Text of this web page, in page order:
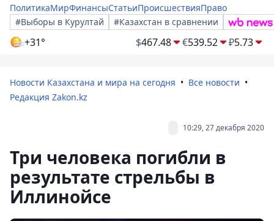
ПолитикаМирФинансыСтатьиПроисшествияПраво
#Выборы в Курултай
#Казахстан в сравнении
+31° $467.48 €539.52 ₽5.73
Новости Казахстана и мира на сегодня
Все новости
Редакция Zakon.kz
10:29, 27 декабря 2020
Три человека погибли в
результате стрельбы в
Иллинойсе